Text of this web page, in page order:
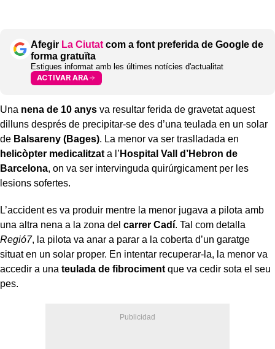
Afegir La Ciutat com a font preferida de Google de
forma gratuïta
Estigues informat amb les últimes notícies d'actualitat
ACTIVAR ARA
Una nena de 10 anys va resultar ferida de gravetat aquest
dilluns després de precipitar-se des d’una teulada en un solar
de Balsareny (Bages). La menor va ser traslladada en
helicòpter medicalitzat a l’ Hospital Vall d’Hebron de
Barcelona, on va ser intervinguda quirúrgicament per les
lesions sofertes.
L’accident es va produir mentre la menor jugava a pilota amb
una altra nena a la zona del carrer Cadí. Tal com detalla
Regió7, la pilota va anar a parar a la coberta d’un garatge
situat en un solar proper. En intentar recuperar-la, la menor va
accedir a una teulada de fibrociment que va cedir sota el seu
pes.